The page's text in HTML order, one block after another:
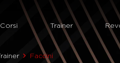
Corsi Trainer
Faccini